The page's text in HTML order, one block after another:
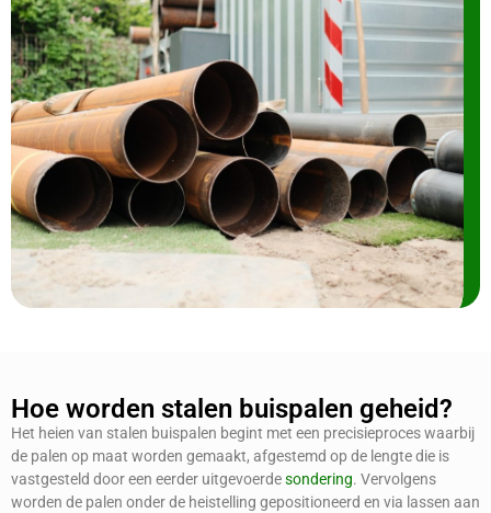
Hoe worden stalen buispalen geheid?
Het heien van stalen buispalen begint met een precisieproces waarbij
de palen op maat worden gemaakt, afgestemd op de lengte die is
vastgesteld door een eerder uitgevoerdesondering. Vervolgens
worden de palen onder de heistelling gepositioneerd en via lassen aan